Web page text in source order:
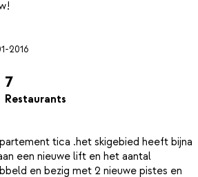
2016
7
Restaurants
tica .het skigebied heeft bijna
een nieuwe lift en het aantal
en bezig met 2 nieuwe pistes en